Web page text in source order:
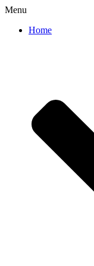
Menu
Home